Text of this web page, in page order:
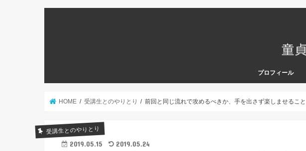
プロフィール
HOME 受講生とのやりとり 前回と同じ流れで攻めるべきか、手を出さず楽しませるこ
受講生とのやりとり
2019.05.15 2019.05.24